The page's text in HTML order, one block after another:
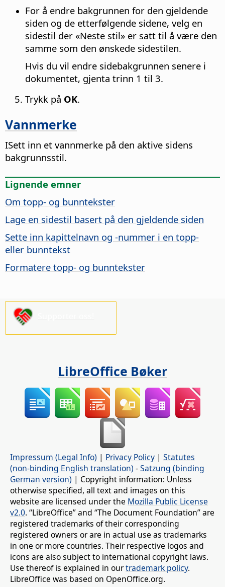
For å endre bakgrunnen for den gjeldende
siden og de etterfølgende sidene, velg en
sidestil der «Neste stil» er satt til å være den
samme som den ønskede sidestilen.
Hvis du vil endre sidebakgrunnen senere i
dokumentet, gjenta trinn 1 til 3.
Trykk på OK.
Vannmerke
ISett inn et vannmerke på den aktive sidens
bakgrunnsstil.
Lignende emner
Om topp- og bunntekster
Lage en sidestil basert på den gjeldende siden
Sette inn kapittelnavn og -nummer i en topp-
eller bunntekst
Formatere topp- og bunntekster
LibreOffice Bøker
Impressum (Legal Info) | Privacy Policy | Statutes
(non-binding English translation) -Satzung (binding
German version) | Copyright information: Unless
otherwise specified, all text and images on this
website are licensed under the Mozilla Public License
v2.0. “LibreOffice” and “The Document Foundation” are
registered trademarks of their corresponding
registered owners or are in actual use as trademarks
in one or more countries. Their respective logos and
icons are also subject to international copyright laws.
Use thereof is explained in ourtrademark policy.
LibreOffice was based on OpenOffice.org.